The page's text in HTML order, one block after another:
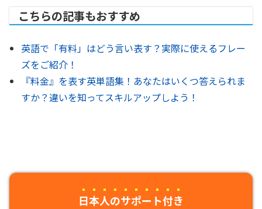
こちらの記事もおすすめ
英語で「有料」はどう言い表す？実際に使えるフレー
ズをご紹介！
『料金』を表す英単語集！あなたはいくつ答えられま
すか？違いを知ってスキルアップしよう！
日本人のサポート付き